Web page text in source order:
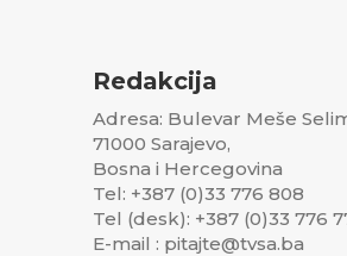
Redakcija
Adresa: Bulevar Meše
71000 Sarajevo,
Bosna i Hercegovina
Tel: +387 (0)33 776 808
Tel (desk): +387 (0)33 776
E-mail : pitajte@tvsa.ba